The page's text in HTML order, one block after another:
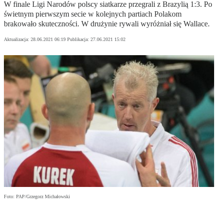
W finale Ligi Narodów polscy siatkarze przegrali z Brazylią 1:3. Po
świetnym pierwszym secie w kolejnych partiach Polakom
brakowało skuteczności. W drużynie rywali wyróżniał się Wallace.
Aktualizacja: 28.06.2021 06:19 Publikacja: 27.06.2021 15:02
Foto: PAP/Grzegorz Michałowski